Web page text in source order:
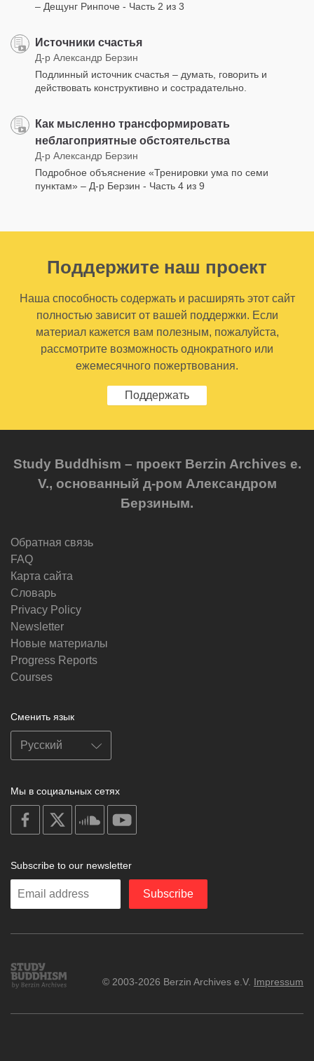
– Дещунг Ринпоче - Часть 2 из 3
Источники счастья
Д-р Александр Берзин
Подлинный источник счастья – думать, говорить и
действовать конструктивно и сострадательно.
Как мысленно трансформировать
неблагоприятные обстоятельства
Д-р Александр Берзин
Подробное объяснение «Тренировки ума по семи
пунктам» – Д-р Берзин - Часть 4 из 9
Поддержите наш проект
Наша способность содержать и расширять этот сайт
полностью зависит от вашей поддержки. Если
материал кажется вам полезным, пожалуйста,
рассмотрите возможность однократного или
ежемесячного пожертвования.
Поддержать
Study Buddhism – проект Berzin Archives e.
V., основанный д-ром Александром
Берзиным.
Обратная связь
FAQ
Карта сайта
Словарь
Privacy Policy
Newsletter
Новые материалы
Progress Reports
Courses
Сменить язык
Мы в социальных сетях
on
facebook
soundcloud
Subscribe to our newsletter
Enter
Subscribe
Study
Buddhism
© 2003-2026 Berzin Archives e.V. Impressum